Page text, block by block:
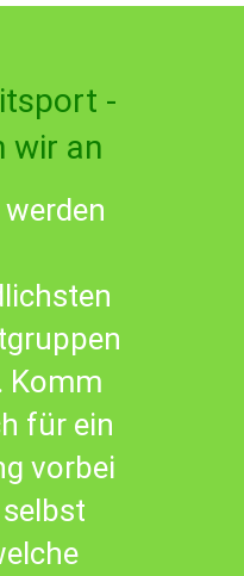
-
wir an
Komm
für ein
vorbei